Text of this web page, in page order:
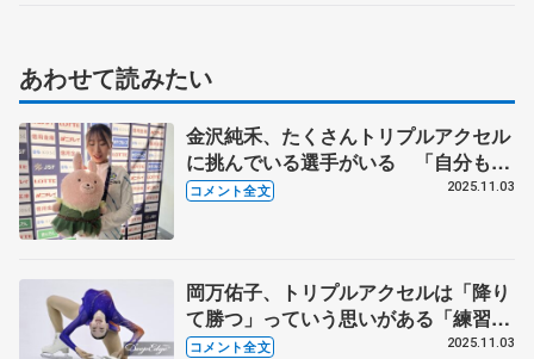
あわせて読みたい
金沢純禾、たくさんトリプルアクセル
に挑んでいる選手がいる 「自分も跳
べるようにならないとまずいな、みた
コメント全文 2025.11.03
岡万佑子、トリプルアクセルは「降り
て勝つ」っていう思いがある「練習で
できても曲でハマらないと意味がな
コメント全文 2025.11.03